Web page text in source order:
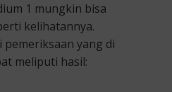
1 mungkin bisa
kelihatannya.
yang di
meliputi hasil: